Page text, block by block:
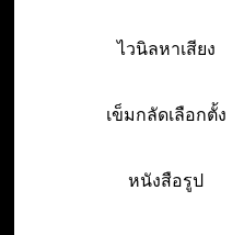
ไวนิลหาเสียง
เข็มกลัดเลือกตั้ง
หนังสือรูป